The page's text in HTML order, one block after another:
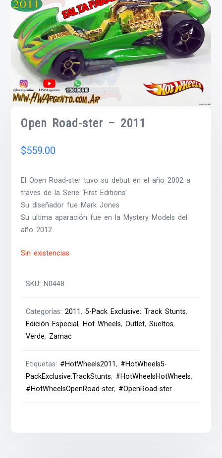
Open Road-ster – 2011
$559.00
El Open Road-ster tuvo su debut en el año 2002 a
traves de la Serie ‘First Editions’
Su diseñador fue Mark Jones
Su ultima aparación fue en la Mystery Models del
año 2012
Sin existencias
SKU: N0448
Categorías:2011,5-Pack Exclusive: Track Stunts,
Edición Especial, Hot Wheels,Outlet,Sueltos,
Verde, Zamac
Etiquetas: #HotWheels2011, #HotWheels5-
PackExclusive:TrackStunts, #HotWheelsHotWheels,
#HotWheelsOpenRoad-ster, #OpenRoad-ster